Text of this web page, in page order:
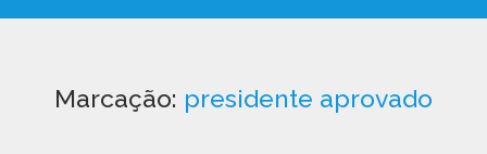
Marcação: presidente aprovado